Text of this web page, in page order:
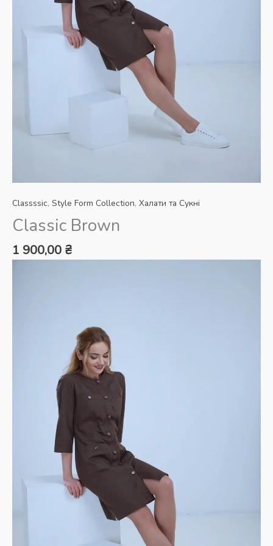
Classssic, Style Form Collection, Халати та Сукні
Classic Brown
1 900,00 ₴